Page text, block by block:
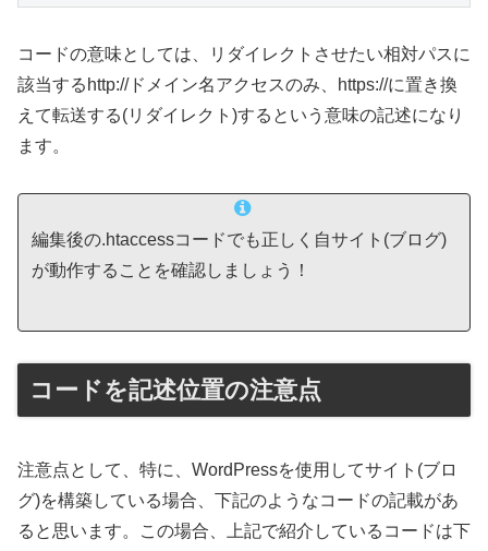
コードの意味としては、リダイレクトさせたい相対パスに
該当するhttp://ドメイン名アクセスのみ、https://に置き換
えて転送する(リダイレクト)するという意味の記述になり
ます。
編集後の.htaccessコードでも正しく自サイト(ブログ)
が動作することを確認しましょう！
コードを記述位置の注意点
注意点として、特に、WordPressを使用してサイト(ブロ
グ)を構築している場合、下記のようなコードの記載があ
ると思います。この場合、上記で紹介しているコードは下